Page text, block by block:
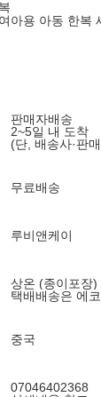
아용 아동 한복
판매자배송
2~5일 내 도착
(단, 배송사·판
무료배송
루비앤케이
상온 (종이포장)
택배배송은 에
중국
07046402368